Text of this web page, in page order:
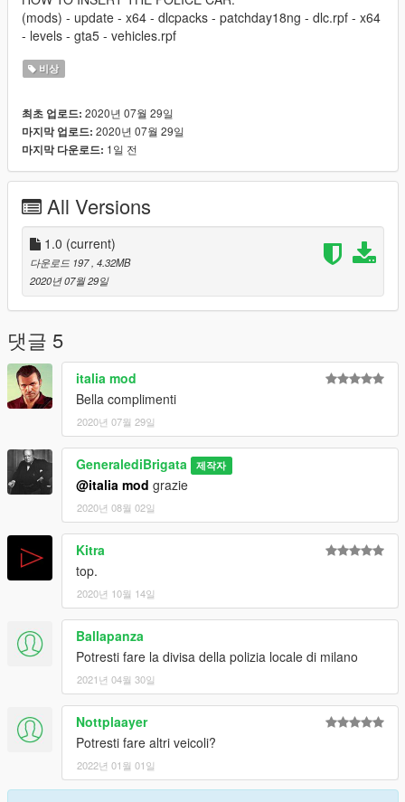
(mods) - update - x64 - dlcpacks - patchday18ng - dlc.rpf - x64
- levels - gta5 - vehicles.rpf
비상
최초 업로드: 2020년 07월 29일
마지막 업로드: 2020년 07월 29일
마지막 다운로드: 1일 전
All Versions
1.0 (current)
다운로드 197 , 4.32MB
2020년 07월 29일
댓글 5
italia mod
Bella complimenti
2020년 07월 29일
GeneralediBrigata 제작자
@italia mod grazie
2020년 08월 02일
Kitra
top.
2020년 10월 14일
Ballapanza
Potresti fare la divisa della polizia locale di milano
2021년 04월 30일
Nottplaayer
Potresti fare altri veicoli?
2022년 01월 01일